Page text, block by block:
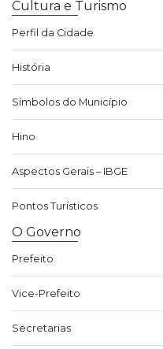
Cultura e Turismo
Perfil da Cidade
História
Símbolos do Município
Hino
Aspectos Gerais – IBGE
Pontos Turísticos
O Governo
Prefeito
Vice-Prefeito
Secretarias